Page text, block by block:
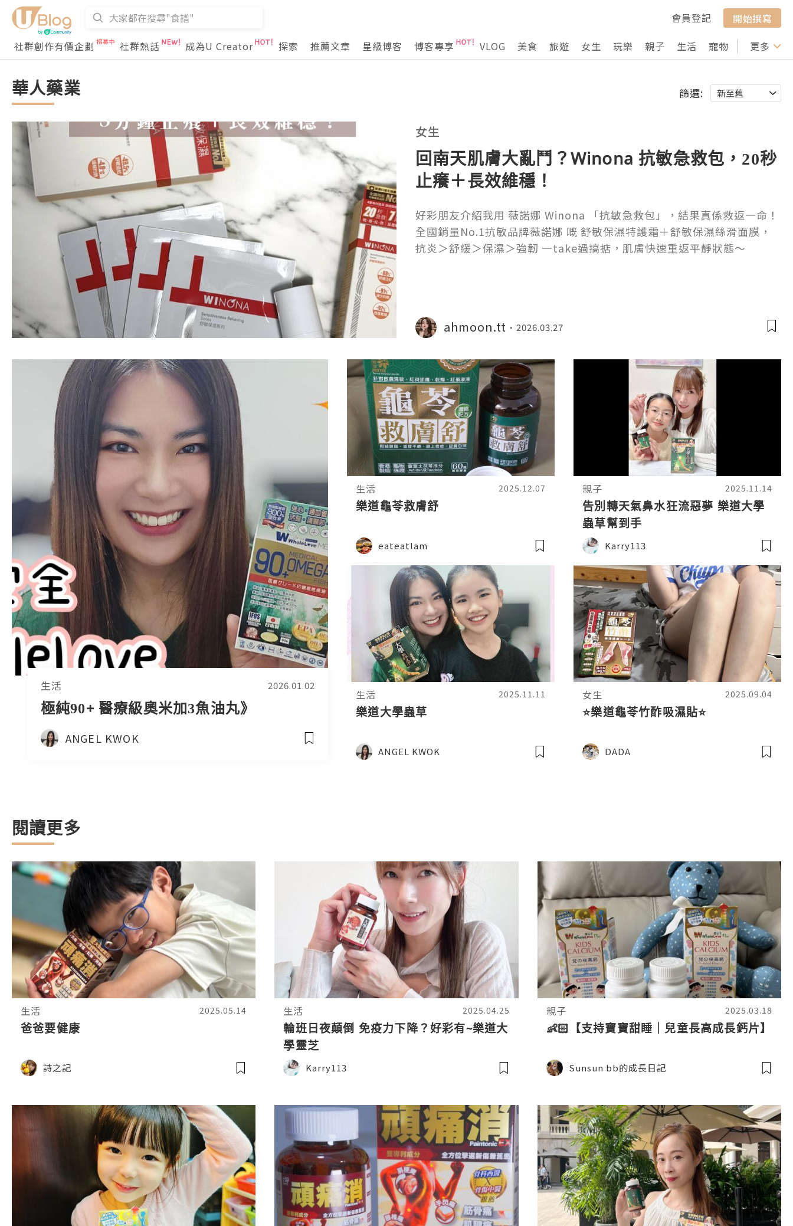
會員登記
開始撰寫
社群創作有價企劃
社群熱話 成為U Creator 探索 推薦文章 星級博客 博客專享 VLOG 美食 旅遊 女生 玩樂 親子 生活 寵物 行山 打卡
更多
華人藥業 篩選:
女生
回南天肌膚大亂鬥？Winona 抗敏急救包，20秒
止癢＋長效維穩！
好彩朋友介紹我用 薇諾娜 Winona 「抗敏急救包」，結果真係救返一命！
全國銷量No.1抗敏品牌薇諾娜 嘅 舒敏保濕特護霜＋舒敏保濕絲滑面膜，
抗炎＞舒緩＞保濕＞強韌 一take過搞掂，肌膚快速重返平靜狀態～
ahmoon.tt 2026.03.27
生活 2026.01.02
極純90+ 醫療級奧米加3魚油丸》
ANGEL KWOK
生活 2025.12.07
樂道龜苓救膚舒
eateatlam
親子 2025.11.14
告別轉天氣鼻水狂流惡夢 樂道大學
蟲草幫到手
Karry113
生活 2025.11.11
樂道大學蟲草
ANGEL KWOK
女生 2025.09.04
⭐樂道龜苓竹酢吸濕貼⭐
DADA
閱讀更多
生活 2025.05.14
爸爸要健康
詩之記
生活 2025.04.25
輪班日夜顛倒 免疫力下降？好彩有~樂道大
學靈芝
Karry113
親子 2025.03.18
👶🏻【支持寶寶甜睡｜兒童長高成長鈣片】
Sunsun bb的成長日記